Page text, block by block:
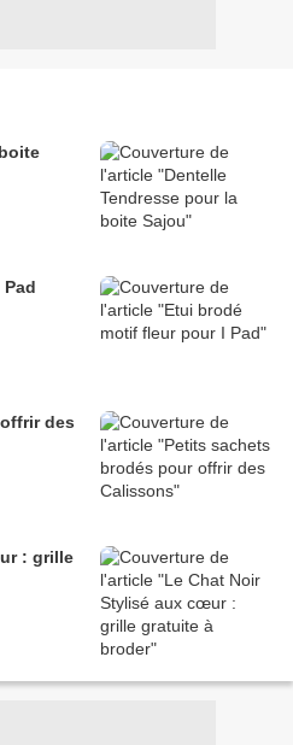
des
: grille